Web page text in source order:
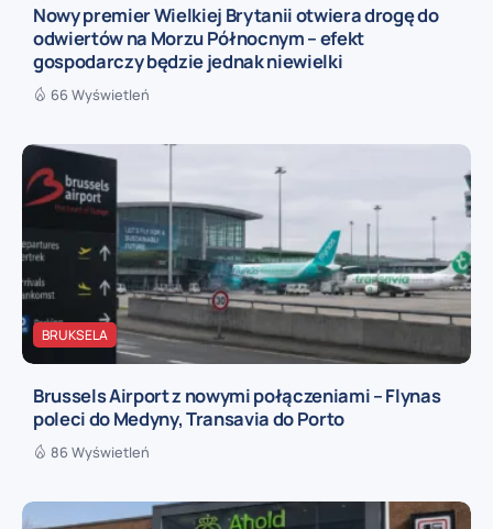
Nowy premier Wielkiej Brytanii otwiera drogę do
odwiertów na Morzu Północnym – efekt
gospodarczy będzie jednak niewielki
66 Wyświetleń
BRUKSELA
Brussels Airport z nowymi połączeniami – Flynas
poleci do Medyny, Transavia do Porto
86 Wyświetleń